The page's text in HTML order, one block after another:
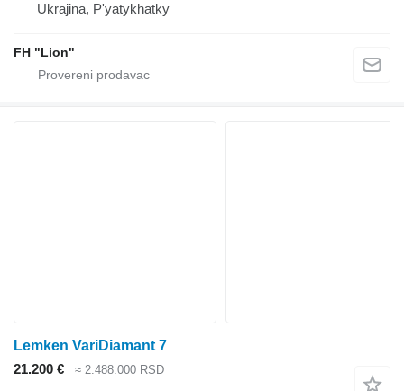
Ukrajina, P'yatykhatky
FH "Lion"
Lemken VariDiamant 7
21.200 €
≈ 2.488.000 RSD